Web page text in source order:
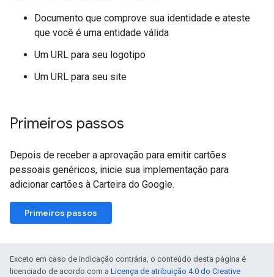
Documento que comprove sua identidade e ateste
que você é uma entidade válida
Um URL para seu logotipo
Um URL para seu site
Primeiros passos
Depois de receber a aprovação para emitir cartões
pessoais genéricos, inicie sua implementação para
adicionar cartões à Carteira do Google.
Primeiros passos
Exceto em caso de indicação contrária, o conteúdo desta página é
licenciado de acordo com a Licença de atribuição 4.0 do Creative